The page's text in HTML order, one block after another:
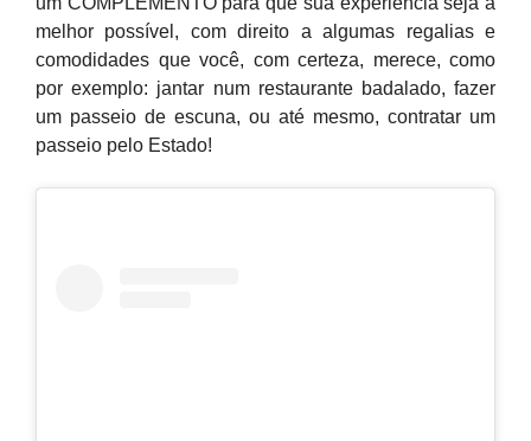
melhor possível, com direito a algumas regalias e
comodidades que você, com certeza, merece, como
por exemplo: jantar num restaurante badalado, fazer
um passeio de escuna, ou até mesmo, contratar um
passeio pelo Estado!